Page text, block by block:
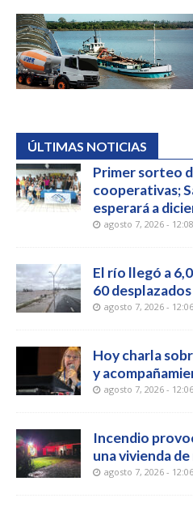
ÚLTIMAS NOTICIAS
Primer sorteo
cooperativas;
esperará a
agosto 7, 2026 -
El río llegó a
60 desplazados
agosto 7, 2026 -
Hoy charla
y
agosto 7, 2026 -
Incendio
una vivienda
agosto 7, 2026 -